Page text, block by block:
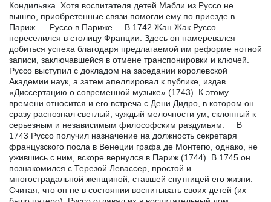
Кондильяка. Хотя воспитателя детей Мабли из Руссо не
вышло, приобретенные связи помогли ему по приезде в
Париж. Руссо в Париже В 1742 Жан Жак Руссо
переселился в столицу Франции. Здесь он намеревался
добиться успеха благодаря предлагаемой им реформе нотной
записи, заключавшейся в отмене транспонировки и ключей.
Руссо выступил с докладом на заседании королевской
Академии наук, а затем апеллировал к публике, издав
«Диссертацию о современной музыке» (1743). К этому
времени относится и его встреча с Дени Дидро, в котором он
сразу распознал светлый, чуждый мелочности ум, склонный к
серьезным и независимым философским раздумьям. В
1743 Руссо получил назначение на должность секретаря
французского посла в Венеции графа де Монтегю, однако, не
ужившись с ним, вскоре вернулся в Париж (1744). В 1745 он
познакомился с Терезой Левассер, простой и
многострадальной женщиной, ставшей спутницей его жизни.
Считая, что он не в состоянии воспитывать своих детей (их